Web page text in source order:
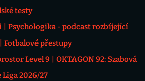
testy
Psychologika - podcast rozbíjející
Fotbalové přestupy
Level 9
OKTAGON 92: Szabová
Liga 2026/27